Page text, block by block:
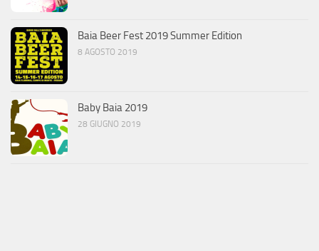
Baia Beer Fest 2019 Summer Edition
8 AGOSTO 2019
Baby Baia 2019
28 GIUGNO 2019